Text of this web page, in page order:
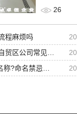
26
程麻烦吗